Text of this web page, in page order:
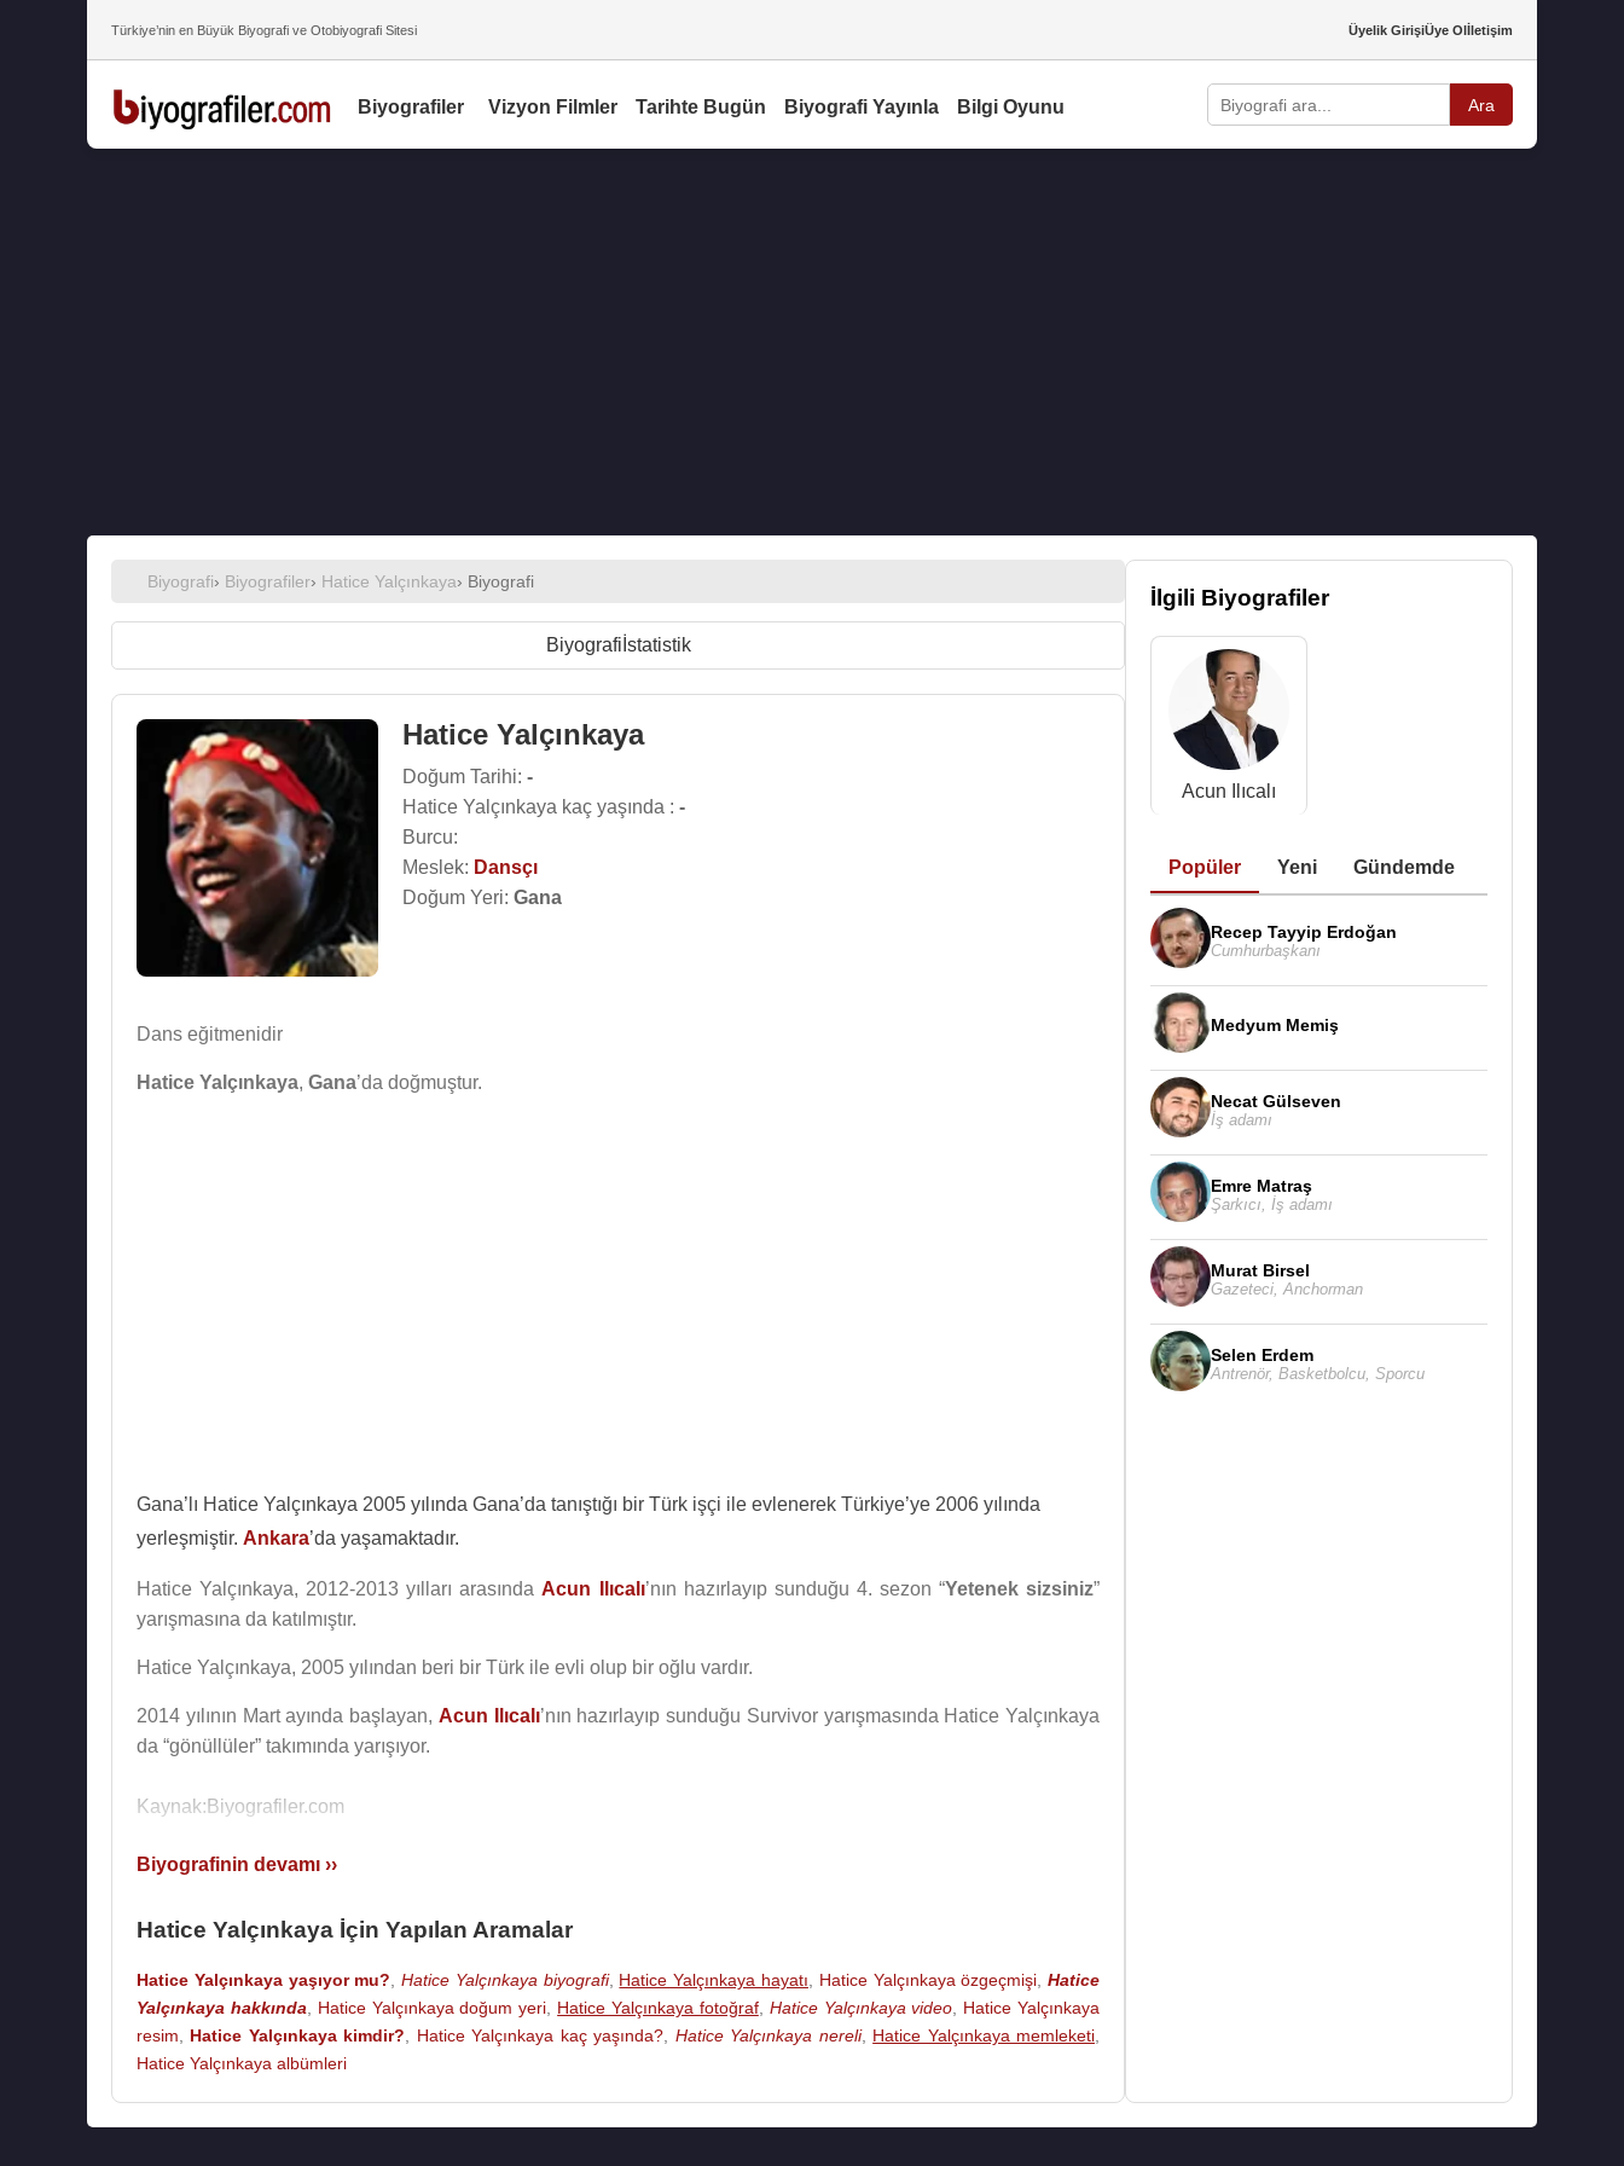
Türkiye’nin en Büyük Biyografi ve Otobiyografi Sitesi Üyelik GirişiÜye Olİletişim
Biyografiler Vizyon Filmler Tarihte Bugün Biyografi Yayınla Bilgi Oyunu Ara
Biyografi› Biyografiler› Hatice Yalçınkaya› Biyografi
Biyografi İstatistik
Hatice Yalçınkaya
Doğum Tarihi: -
Hatice Yalçınkaya kaç yaşında : -
Burcu:
Meslek: Dansçı
Doğum Yeri: Gana
Dans eğitmenidir
Hatice Yalçınkaya, Gana’da doğmuştur.
Gana’lı Hatice Yalçınkaya 2005 yılında Gana’da tanıştığı bir Türk işçi ile evlenerek Türkiye’ye 2006 yılında
yerleşmiştir. Ankara’da yaşamaktadır.
Hatice Yalçınkaya, 2012-2013 yılları arasındaAcun Ilıcalı’nın hazırlayıp sunduğu 4. sezon “Yetenek sizsiniz”
yarışmasına da katılmıştır.
Hatice Yalçınkaya, 2005 yılından beri bir Türk ile evli olup bir oğlu vardır.
2014 yılının Mart ayında başlayan, Acun Ilıcalı’nın hazırlayıp sunduğu Survivor yarışmasında Hatice Yalçınkaya
da “gönüllüler” takımında yarışıyor.
Kaynak:Biyografiler.com
Biyografinin devamı ››
Hatice Yalçınkaya İçin Yapılan Aramalar
Hatice Yalçınkaya yaşıyor mu? ,Hatice Yalçınkaya biyografi, Hatice Yalçınkaya hayatı Hatice Yalçınkaya özgeçmişi ,Hatice
Yalçınkaya hakkında
Hatice Yalçınkaya doğum yeri Hatice Yalçınkaya fotoğraf, Hatice Yalçınkaya video
Hatice Yalçınkaya
resim
Hatice Yalçınkaya kimdir? Hatice Yalçınkaya kaç yaşında? Hatice Yalçınkaya nereli, Hatice Yalçınkaya memleketi
Hatice Yalçınkaya albümleri
İlgili Biyografiler
Acun Ilıcalı
Popüler Yeni Gündemde
Recep Tayyip Erdoğan
Cumhurbaşkanı
Medyum Memiş
Necat Gülseven
İş adamı
Emre Matraş
Şarkıcı İş adamı
Murat Birsel
Gazeteci Anchorman
Selen Erdem
Antrenör, Basketbolcu Sporcu